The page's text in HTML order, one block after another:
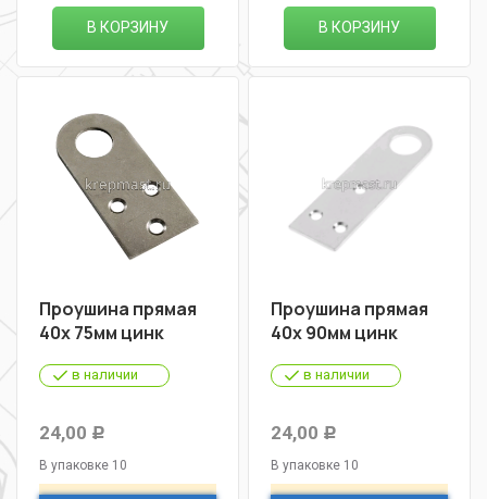
В КОРЗИНУ В КОРЗИНУ
Проушина прямая
40х 75мм цинк
в наличии
24,00 Р
В упаковке 10
Проушина прямая
40х 90мм цинк
в наличии
24,00 Р
В упаковке 10